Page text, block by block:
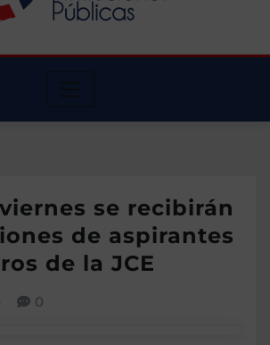
se recibirán
de aspirantes
de la JCE
0